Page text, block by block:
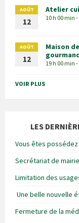
AOÛT
12
Atelier
10 h 00 min
AOÛT
12
Maison
19 h 00 min
VOIR PLUS
LES
Vous êtes
Secrétariat de mairie
Limitation des
Une belle nouvelle
Fermeture de la